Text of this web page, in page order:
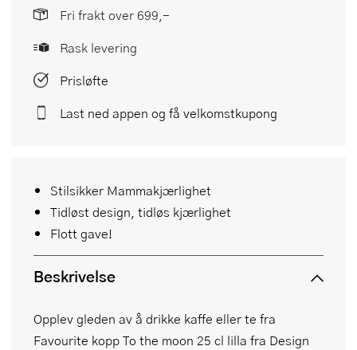
Stilsikker Mammakjærlighet
Tidløst design, tidløs kjærlighet
Flott gave!
Beskrivelse
Opplev gleden av å drikke kaffe eller te fra
Favourite kopp To the moon 25 cl lilla fra Design
Fri frakt over 699,-
Rask levering
Prisløfte
Last ned appen og få velkomstkupong